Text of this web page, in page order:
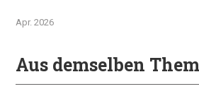
Apr. 2026
Aus demselben